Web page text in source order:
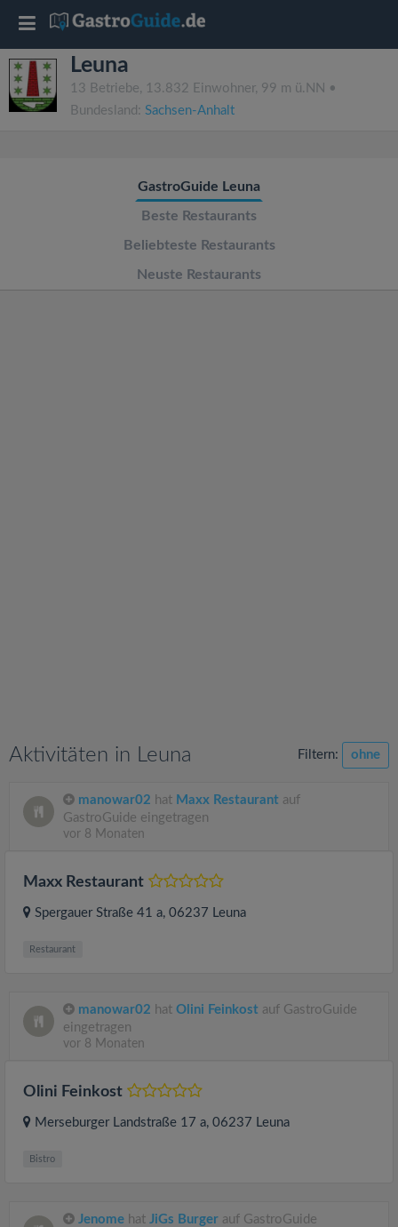
Leuna
13 Betriebe, 13.832 Einwohner, 99 m ü.NN •
Bundesland: Sachsen-Anhalt
GastroGuide Leuna
Beste Restaurants
Beliebteste Restaurants
Neuste Restaurants
Aktivitäten in Leuna Filtern: ohne
manowar02 hat Maxx Restaurant auf
GastroGuide eingetragen
vor 8 Monaten
Maxx Restaurant
Spergauer Straße 41 a, 06237 Leuna
Restaurant
manowar02 hat Olini Feinkost auf GastroGuide
eingetragen
vor 8 Monaten
Olini Feinkost
Merseburger Landstraße 17 a, 06237 Leuna
Bistro
Jenome hat JiGs Burger auf GastroGuide
T
o
g